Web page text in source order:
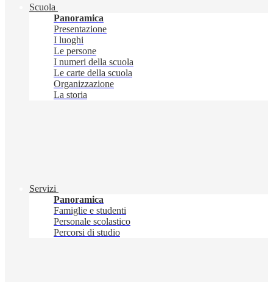
Scuola
Panoramica
Presentazione
I luoghi
Le persone
I numeri della scuola
Le carte della scuola
Organizzazione
La storia
Servizi
Panoramica
Famiglie e studenti
Personale scolastico
Percorsi di studio